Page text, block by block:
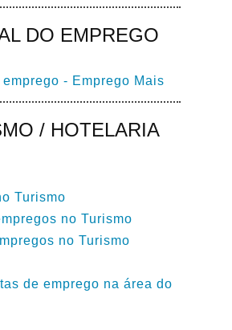
DO EMPREGO
- Emprego Mais
/ HOTELARIA
Turismo
no Turismo
no Turismo
de emprego na área do